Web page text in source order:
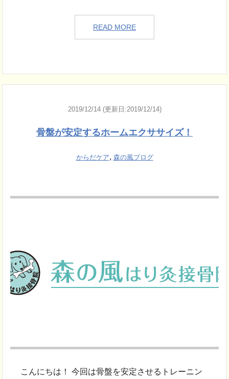
READ MORE
2019/12/14 (更新日:2019/12/14)
骨盤が安定するホームエクササイズ！
からだケア, 森の風ブログ
こんにちは！ 今回は骨盤を安定させるトレーニン